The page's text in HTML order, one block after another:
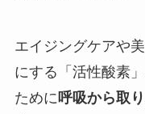
エイジングケアや
にする「活性酸素
ために 呼吸から取